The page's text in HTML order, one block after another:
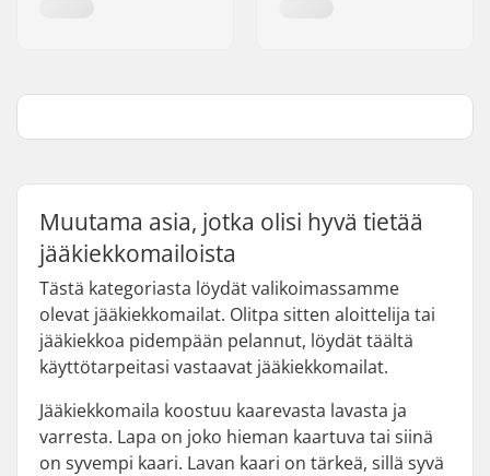
Muutama asia, jotka olisi hyvä tietää
jääkiekkomailoista
Tästä kategoriasta löydät valikoimassamme
olevat jääkiekkomailat. Olitpa sitten aloittelija tai
jääkiekkoa pidempään pelannut, löydät täältä
käyttötarpeitasi vastaavat jääkiekkomailat.
Jääkiekkomaila koostuu kaarevasta lavasta ja
varresta. Lapa on joko hieman kaartuva tai siinä
on syvempi kaari. Lavan kaari on tärkeä, sillä syvä